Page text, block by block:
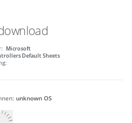
Microsoft
Default Sheets
unknown OS